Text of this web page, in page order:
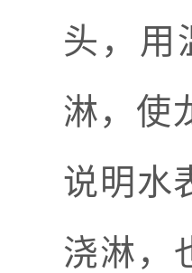
头， 用
淋，使
说明水
浇淋，